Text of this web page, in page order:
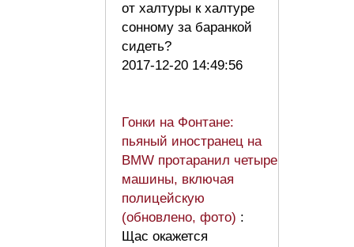
от халтуры к халтуре
сонному за баранкой
сидеть?
2017-12-20 14:49:56
Гонки на Фонтане:
пьяный иностранец на
BMW протаранил четыре
машины, включая
полицейскую
(обновлено, фото) :
Щас окажется